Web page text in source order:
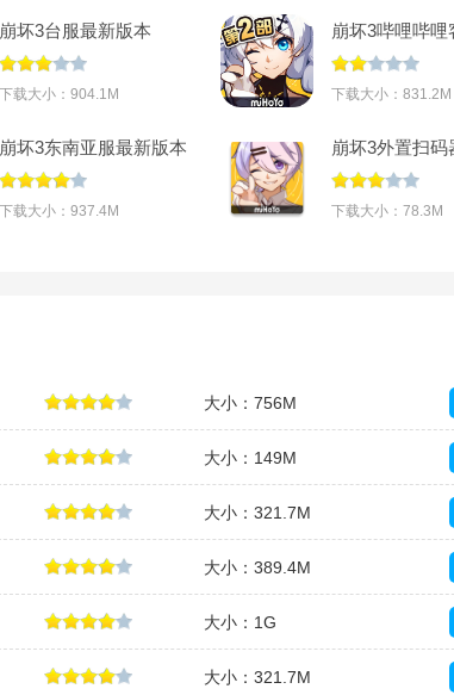
崩坏3台服最新版本
2026v7.8.0
下载大小：904.1M
崩坏3哔哩哔哩
v7.3.0
下载大小：831.2M
崩坏3东南亚服最新版本
(Honkai Impact 3)v8.6.0
下载大小：937.4M
崩坏3外置扫码
下载大小：78.3M
大小：756M
大小：149M
大小：321.7M
大小：389.4M
大小：1G
大小：321.7M